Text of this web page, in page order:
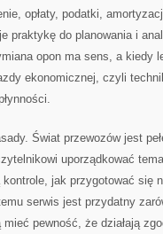
opłaty, podatki,
praktykę do planowania i
opon ma sens, a kiedy
ekonomicznej, czyli
Świat przewozów jest
uporządkować
jak przygotować się
serwis jest przydatny
pewność, że działają